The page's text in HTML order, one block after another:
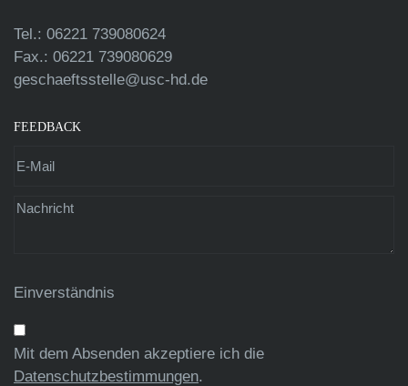
Tel.: 06221 739080624
Fax.: 06221 739080629
geschaeftsstelle@usc-hd.de
FEEDBACK
Einverständnis
Mit dem Absenden akzeptiere ich die
Datenschutzbestimmungen.